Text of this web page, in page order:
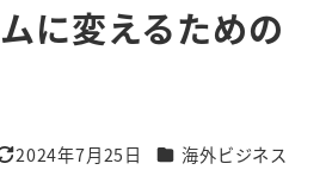
に変えるための
新日
2024年7月25日 ブログカテゴリー
海外ビジネス